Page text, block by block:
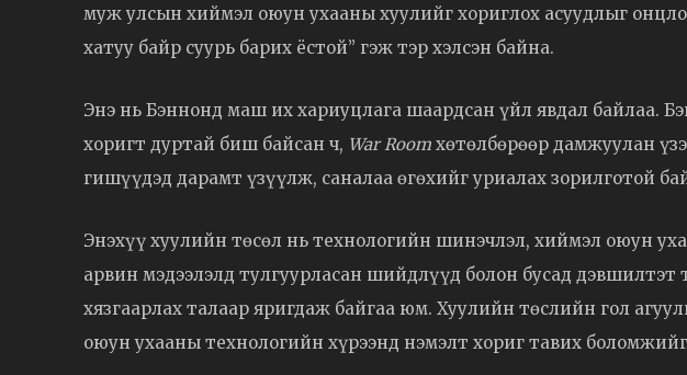
муж улсын хиймэл оюун ухааны хуулийг хориглох асуудлыг
хатуу байр суурь барих ёстой” гэж тэр хэлсэн байна.
Энэ нь Бэннонд маш их хариуцлага шаардсан үйл явдал байлаа.
хоригт дуртай биш байсан ч, War Room хөтөлбөрөөр дамжуулан
гишүүдэд дарамт үзүүлж, саналаа өгөхийг уриалах зорилготой
Энэхүү хуулийн төсөл нь технологийн шинэчлэл, хиймэл оюун
арвин мэдээлэлд тулгуурласан шийдлүүд болон бусад
хязгаарлах талаар яригдаж байгаа юм. Хуулийн төслийн гол
оюун ухааны технологийн хүрээнд нэмэлт хориг тавих